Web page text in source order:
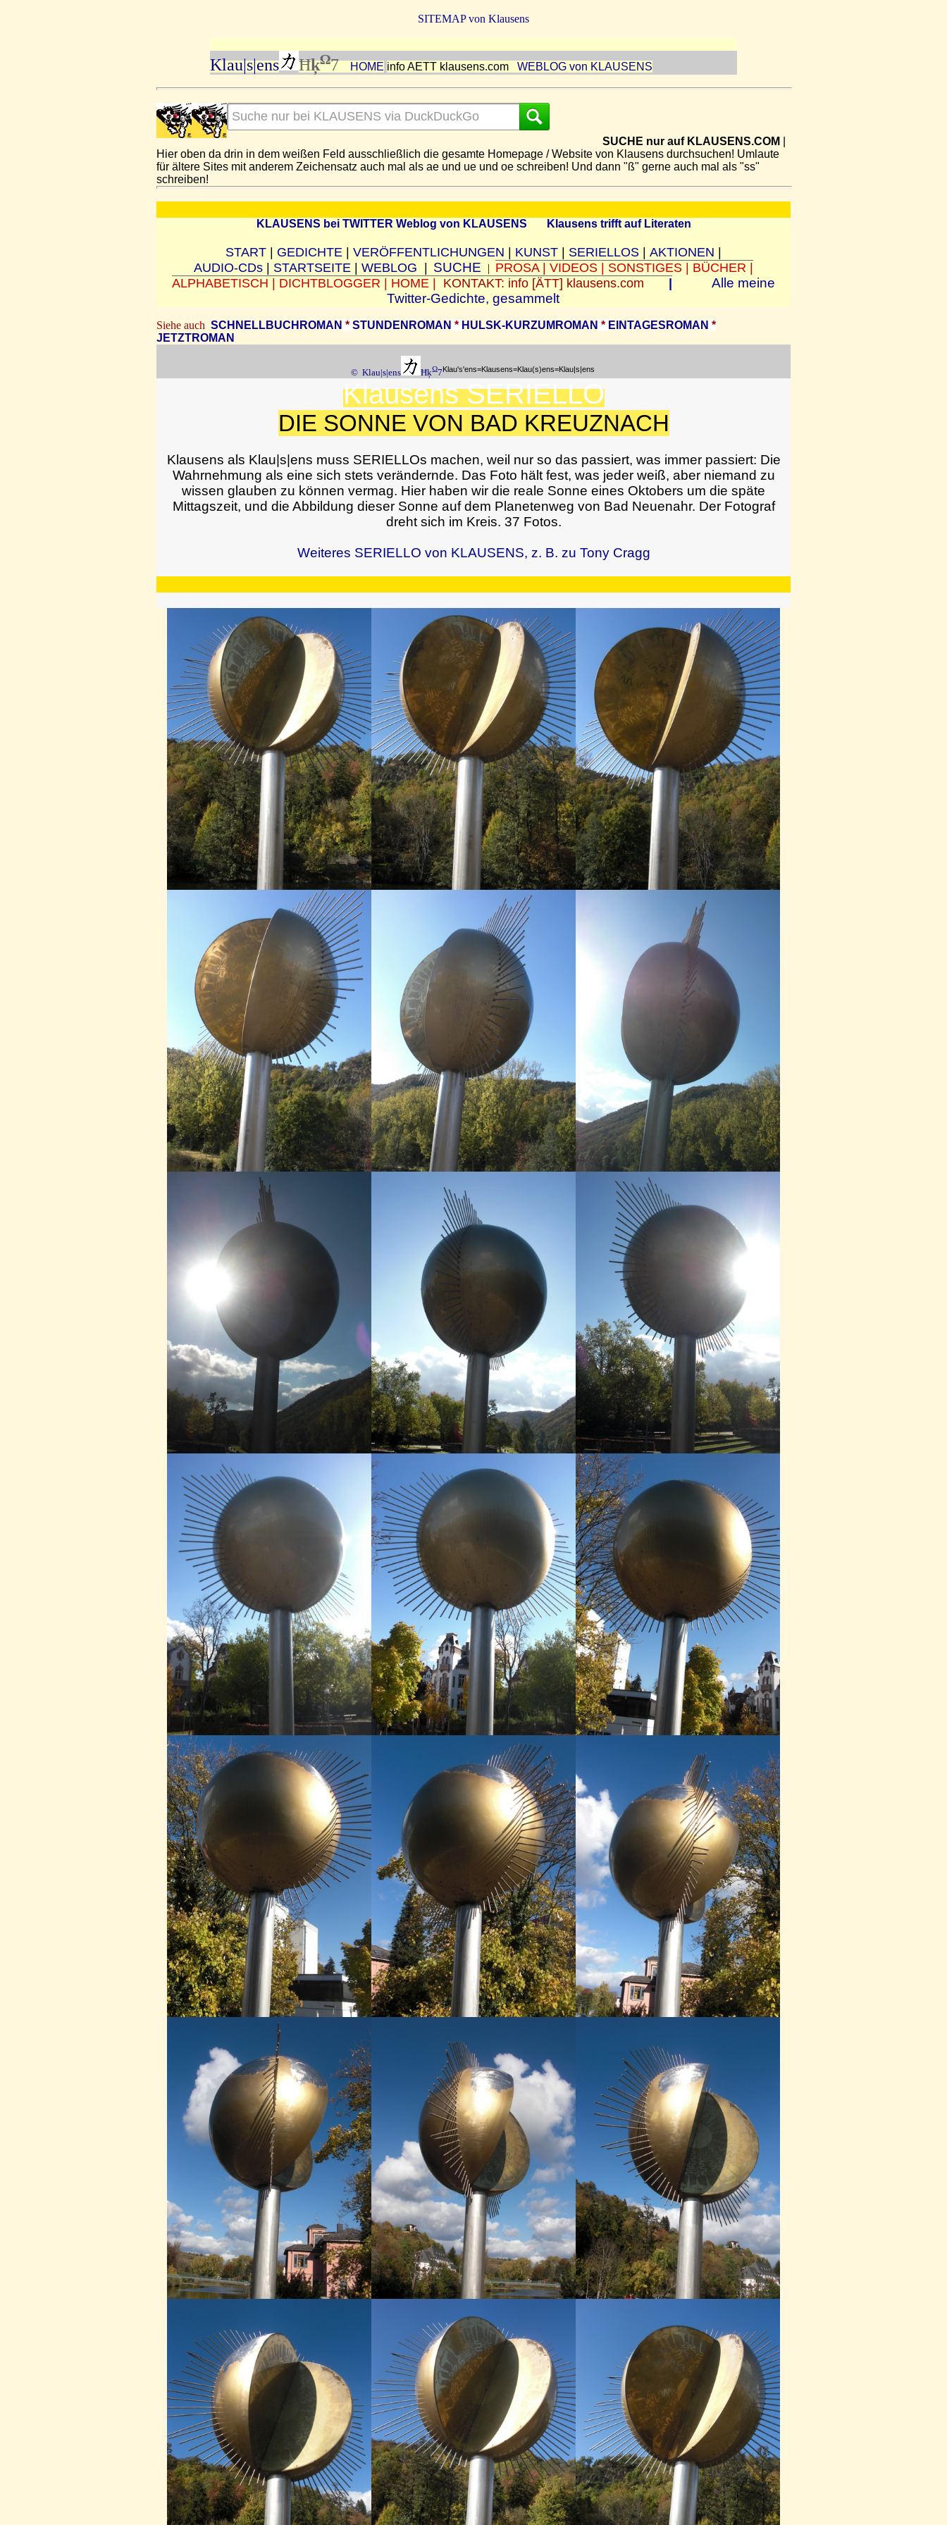
SITEMAP von Klausens
Klau|s|ens ĦķΩ7 HOME info AETT klausens.comWEBLOG von KLAUSENS
SUCHE nur auf KLAUSENS.COM
Hier oben da drin in dem weißen Feld ausschließlich die gesamte Homepage / Website von Klausens durchsuchen! Umlaute
für ältere Sites mit anderem Zeichensatz auch mal als ae und ue und oe schreiben! Und dann "ß" gerne auch mal als "ss"
schreiben!
KLAUSENS bei TWITTER Weblog von KLAUSENS Klausens trifft auf Literaten
START GEDICHTE VERÖFFENTLICHUNGEN KUNST SERIELLOS AKTIONEN
AUDIO-CDs
STARTSEITE WEBLOG SUCHE | PROSA VIDEOS SONSTIGES BÜCHER
ALPHABETISCH
DICHTBLOGGER HOME KONTAKT: info [ÄTT] klausens.com
Alle meine
Twitter-Gedichte, gesammelt
Siehe auch SCHNELLBUCHROMAN * STUNDENROMAN * HULSK-KURZUMROMAN * EINTAGESROMAN *
JETZTROMAN
© Klau|s|ens ĦķΩ7Klau's'ens=Klausens=Klau(s)ens=Klau|s|ens
Klausens SERIELLO
DIE SONNE VON BAD KREUZNACH
Klausens als Klau|s|ens muss SERIELLOs machen, weil nur so das passiert, was immer passiert: Die
Wahrnehmung als eine sich stets verändernde. Das Foto hält fest, was jeder weiß, aber niemand zu
wissen glauben zu können vermag. Hier haben wir die reale Sonne eines Oktobers um die späte
Mittagszeit, und die Abbildung dieser Sonne auf dem Planetenweg von Bad Neuenahr. Der Fotograf
dreht sich im Kreis. 37 Fotos.
Weiteres SERIELLO von KLAUSENS, z. B. zu Tony Cragg